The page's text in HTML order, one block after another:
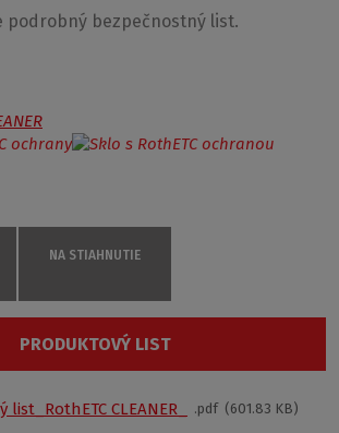
podrobný bezpečnostný list.
NA STIAHNUTIE
PRODUKTOVÝ LIST
CLEANER_ pdf 601.83 KB
CLEANER je dodávaný v praktickom
vždy sklo po použití sprchy